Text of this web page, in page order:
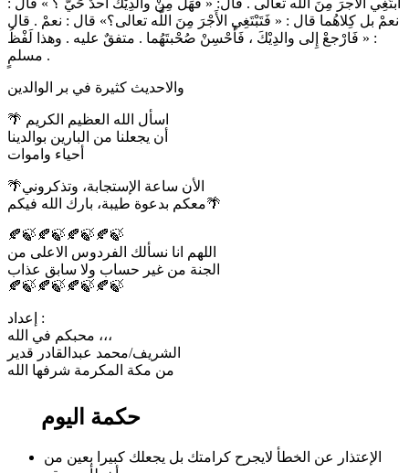
أَبتَغِي الأَجرَ مِنَ اللَّه تعالى . قال: « فهَلْ مِنْ والدِيْكَ أَحدٌ حَيٌّ ؟ » قال :
نعمْ بل كِلاهُما قال : « فَتَبْتَغِي الأَجْرَ مِنَ اللَّه تعالى؟» قال : نعمْ . قال
: « فَارْجعْ إِلى والدِيْكَ ، فَأَحْسِنْ صُحْبتَهُما . متفقٌ عليه . وهذا لَفْظُ
مسلمٍ .
والاحديث كثيرة في بر الوالدين
🌴 اسأل الله العظيم الكريم
أن يجعلنا من البارين بوالدينا
أحياء واموات
🌴الأن ساعة الإستجابة، وتذكروني
معكم بدعوة طيبة، بارك الله فيكم🌴
🍂🍃🍂🍃🍂🍃🍂🍃
اللهم انا نسألك الفردوس الاعلى من
الجنة من غير حساب ولا سابق عذاب
🍂🍃🍂🍃🍂🍃🍂🍃
إعداد :
محبكم في الله ،،،
الشريف/محمد عبدالقادر قدير
من مكة المكرمة شرفها الله
حكمة اليوم
الإعتذار عن الخطأ لايجرح كرامتك بل يجعلك كبيرا بعين من